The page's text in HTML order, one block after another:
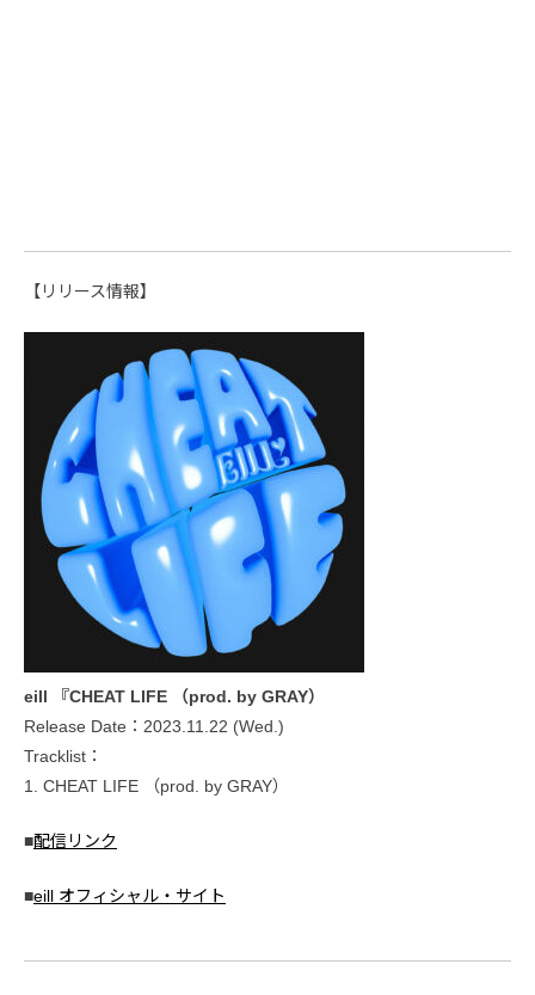
【リリース情報】
eill 『CHEAT LIFE （prod. by GRAY）
Release Date：2023.11.22 (Wed.)
Tracklist：
1. CHEAT LIFE （prod. by GRAY）
■配信リンク
■eill オフィシャル・サイト